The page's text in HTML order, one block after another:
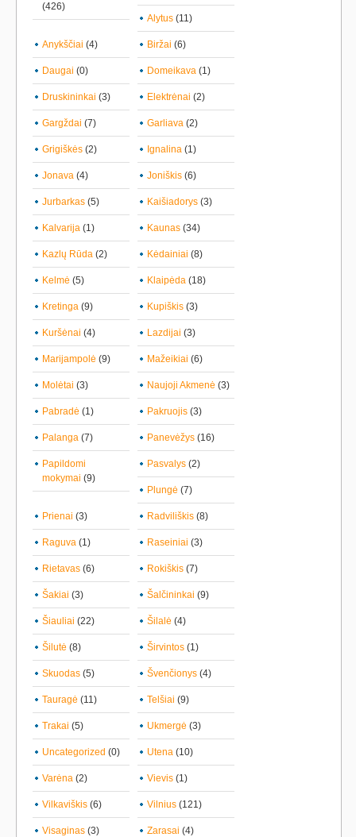
(426)
Alytus (11)
Anykščiai (4) Biržai (6)
Daugai (0) Domeikava (1)
Druskininkai (3) Elektrėnai (2)
Gargždai (7) Garliava (2)
Grigiškės (2) Ignalina (1)
Jonava (4) Joniškis (6)
Jurbarkas (5) Kaišiadorys (3)
Kalvarija (1) Kaunas (34)
Kazlų Rūda (2) Kėdainiai (8)
Kelmė (5) Klaipėda (18)
Kretinga (9) Kupiškis (3)
Kuršėnai (4) Lazdijai (3)
Marijampolė (9) Mažeikiai (6)
Molėtai (3) Naujoji Akmenė (3)
Pabradė (1) Pakruojis (3)
Palanga (7) Panevėžys (16)
Papildomi
mokymai (9)
Pasvalys (2)
Plungė (7)
Prienai (3) Radviliškis (8)
Raguva (1) Raseiniai (3)
Rietavas (6) Rokiškis (7)
Šakiai (3) Šalčininkai (9)
Šiauliai (22) Šilalė (4)
Šilutė (8) Širvintos (1)
Skuodas (5) Švenčionys (4)
Tauragė (11) Telšiai (9)
Trakai (5) Ukmergė (3)
Uncategorized (0) Utena (10)
Varėna (2) Vievis (1)
Vilkaviškis (6) Vilnius (121)
Visaginas (3) Zarasai (4)